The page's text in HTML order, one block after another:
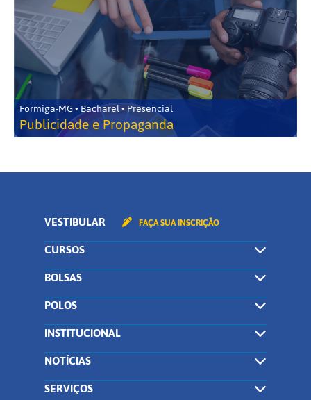
Formiga-MG • Bacharel • Presencial
Publicidade e Propaganda
VESTIBULAR FAÇA SUA INSCRIÇÃO
CURSOS
BOLSAS
POLOS
INSTITUCIONAL
NOTÍCIAS
SERVIÇOS